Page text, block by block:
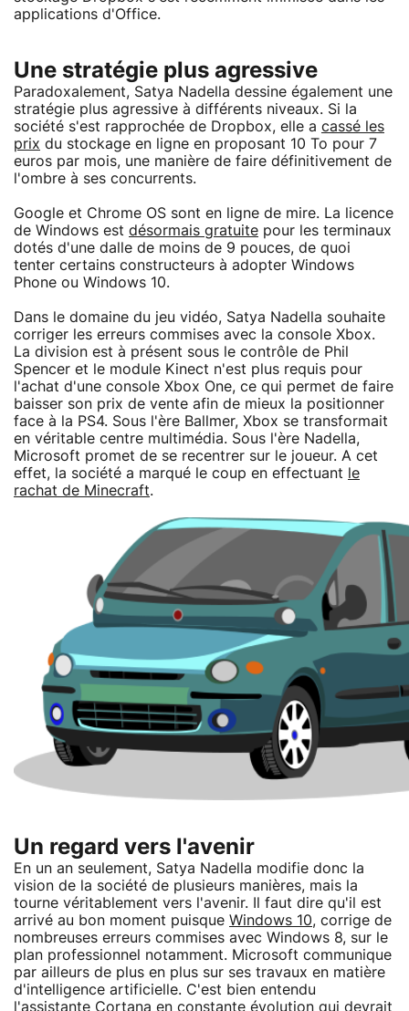
applications d'Office.
Une stratégie plus agressive
Paradoxalement, Satya Nadella dessine également une
stratégie plus agressive à différents niveaux. Si la
société s'est rapprochée de Dropbox, elle a cassé les
prix du stockage en ligne en proposant 10 To pour 7
euros par mois, une manière de faire définitivement de
l'ombre à ses concurrents.
Google et Chrome OS sont en ligne de mire. La licence
de Windows est désormais gratuite pour les terminaux
dotés d'une dalle de moins de 9 pouces, de quoi
tenter certains constructeurs à adopter Windows
Phone ou Windows 10.
Dans le domaine du jeu vidéo, Satya Nadella souhaite
corriger les erreurs commises avec la console Xbox.
La division est à présent sous le contrôle de Phil
Spencer et le module Kinect n'est plus requis pour
l'achat d'une console Xbox One, ce qui permet de faire
baisser son prix de vente afin de mieux la positionner
face à la PS4. Sous l'ère Ballmer, Xbox se transformait
en véritable centre multimédia. Sous l'ère Nadella,
Microsoft promet de se recentrer sur le joueur. A cet
effet, la société a marqué le coup en effectuant
le
rachat de Minecraft.
Un regard vers l'avenir
En un an seulement, Satya Nadella modifie donc la
vision de la société de plusieurs manières, mais la
tourne véritablement vers l'avenir. Il faut dire qu'il est
arrivé au bon moment puisque Windows 10, corrige de
nombreuses erreurs commises avec Windows 8, sur le
plan professionnel notamment. Microsoft communique
par ailleurs de plus en plus sur ses travaux en matière
d'intelligence artificielle. C'est bien entendu
l'assistante Cortana en constante évolution qui devrait